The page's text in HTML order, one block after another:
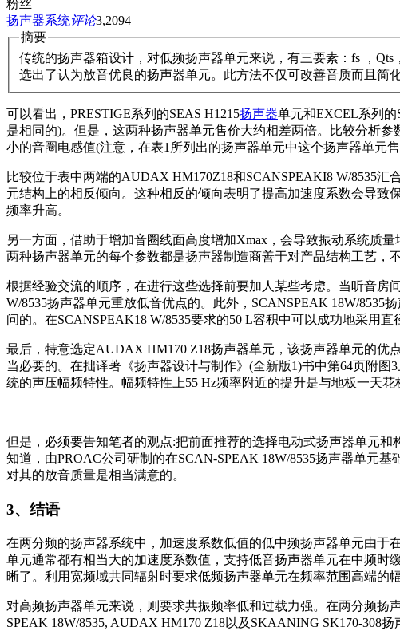
粉丝
扬声器系统评论3,2094
摘要
传统的扬声器箱设计，对低频扬声器单元来说，有三要素：fs ，
选出了认为放音优良的扬声器单元。此方法不仅可改善音质而且
可以看出，PRESTIGE系列的SEAS H1215扬声器单元和EXCEL系列的
是相同的)。但是，这两种扬声器单元售价大约相差两倍。比较分析
小的音圈电感值(注意，在表1所列出的扬声器单元中这个扬声器单元售
比较位于表中两端的AUDAX HM170Z18和SCANSPEAKI8 W/8535
元结构上的相反倾向。这种相反的倾向表明了提高加速度系数会导
频率升高。
另一方面，借助于增加音圈线面高度增加Xmax，会导致振动系统质
两种扬声器单元的每个参数都是扬声器制造商善于对产品结构工艺，
根据经验交流的顺序，在进行这些选择前要加人某些考虑。当听音房
W/8535扬声器单元重放低音优点的。此外，SCANSPEAK 18W/
问的。在SCANSPEAK18 W/8535要求的50 L容积中可以成功地采用
最后，特意选定AUDAX HM170 Z18扬声器单元，该扬声器单元的
当必要的。在拙译著《扬声器设计与制作》(全新版1)书中第64页附
统的声压幅频特性。幅频特性上55 Hz频率附近的提升是与地板一天花
但是，必须要告知笔者的观点:把前面推荐的选择电动式扬声器单元
知道，由PROAC公司研制的在SCAN-SPEAK 18W/8535扬声器单元
对其的放音质量是相当满意的。
3、结语
在两分频的扬声器系统中，加速度系数低值的低中频扬声器单元由
单元通常都有相当大的加速度系数值，支持低音扬声器单元在中频
晰了。利用宽频域共同辐射时要求低频扬声器单元在频率范围高端的
对高频扬声器单元来说，则要求共振频率低和过载力强。在两分频
SPEAK 18W/8535, AUDAX HM170 Z18以及SKAANING SK170-308